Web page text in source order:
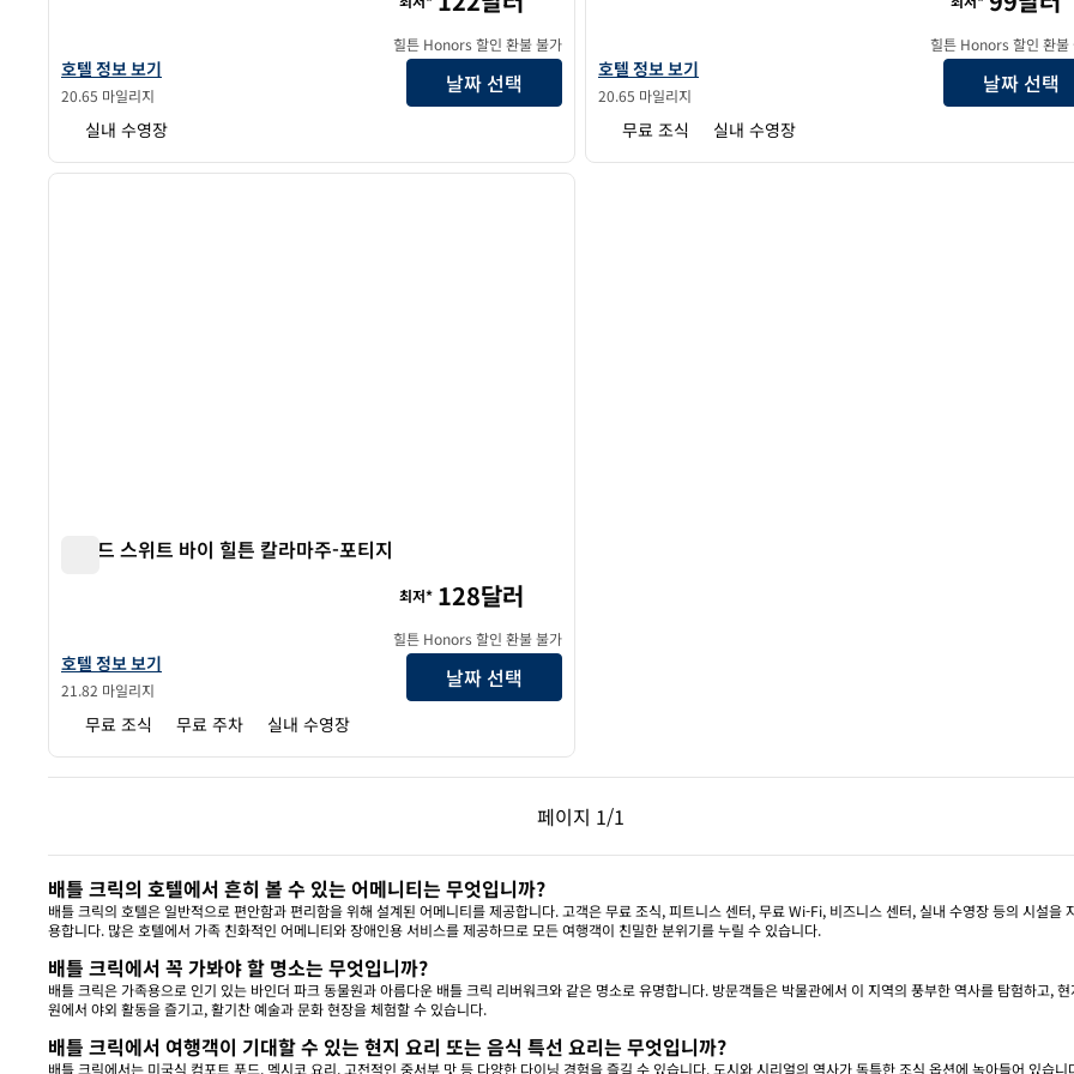
힐튼 가든 인 칼라마주 다운타운의 호텔 정보 보기
호텔 정보 보기
20.65 마일리지
힐튼 Honors 할인 환불 불가
날짜 선택
실내 수영장
홈2 스위트 바이 힐튼 칼라마주 다운타운의 호텔 정보 보기
호텔 정보 보기
20.65 마일리지
힐튼 Honors 할인 환불
날짜 선택
무료 조식 실내 수영장
1/12
1/12
다음 이미지
홈우드 스위트 바이 힐튼 칼라마주-포티지
홈우드 스위트 바이 힐튼 칼라마주-포티지의 호텔 정보 보기
호텔 정보 보기
21.82 마일리지
최저* 128달러
힐튼 Honors 할인 환불 불가
날짜 선택
무료 조식 무료 주차 실내 수영장
페이지 1/1
이전 페이지, 1/1
페이지 1/1
배틀 크릭의 호텔에서 흔히 볼 수 있는 어메니티는 무엇입니까?
배틀 크릭의 호텔은 일반적으로 편안함과 편리함을 위해 설계된 어메니티를 제공합니다. 고객은 무료 조식, 피트니스 센터, 무료 Wi-Fi, 비즈니스 센터, 실내 수영장 등의 시설을
용합니다. 많은 호텔에서 가족 친화적인 어메니티와 장애인용 서비스를 제공하므로 모든 여행객이 친밀한 분위기를 누릴 수 있습니다.
배틀 크릭에서 꼭 가봐야 할 명소는 무엇입니까?
배틀 크릭은 가족용으로 인기 있는 바인더 파크 동물원과 아름다운 배틀 크릭 리버워크와 같은 명소로 유명합니다. 방문객들은 박물관에서 이 지역의 풍부한 역사를 탐험하고,
원에서 야외 활동을 즐기고, 활기찬 예술과 문화 현장을 체험할 수 있습니다.
배틀 크릭에서 여행객이 기대할 수 있는 현지 요리 또는 음식 특선 요리는 무엇입니까?
배틀 크릭에서는 미국식 컴포트 푸드, 멕시코 요리, 고전적인 중서부 맛 등 다양한 다이닝 경험을 즐길 수 있습니다. 도시와 시리얼의 역사가 독특한 조식 옵션에 녹아들어 있습니